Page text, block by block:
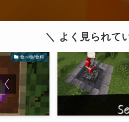
＼ よく見られて
食べ物/食料